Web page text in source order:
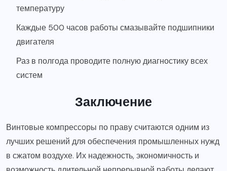
температуру
Каждые 500 часов работы смазывайте подшипники
двигателя
Раз в полгода проводите полную диагностику всех
систем
Заключение
Винтовые компрессоры по праву считаются одним из
лучших решений для обеспечения промышленных нужд
в сжатом воздухе. Их надежность, экономичность и